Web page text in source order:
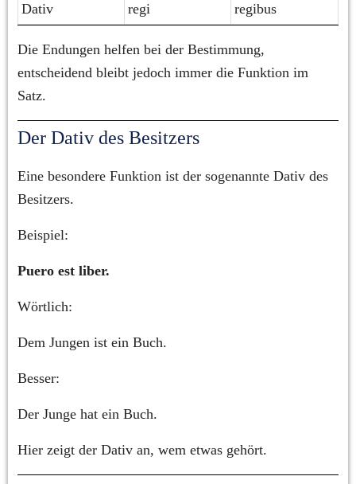
Dativ
regi regibus
Die Endungen helfen bei der Bestimmung,
entscheidend bleibt jedoch immer die Funktion im
Satz.
Der Dativ des Besitzers
Eine besondere Funktion ist der sogenannte Dativ des
Besitzers.
Beispiel:
Puero est liber.
Wörtlich:
Dem Jungen ist ein Buch.
Besser:
Der Junge hat ein Buch.
Hier zeigt der Dativ an, wem etwas gehört.